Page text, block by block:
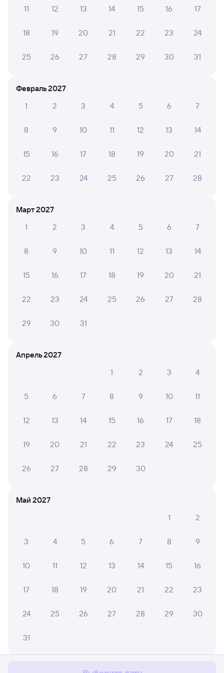
измениться. На сайте Туту вы найдете актуальное
о покупке билетов РЖД
На этом направлении ходит 0 поездов.
Билеты РЖД
Инструкция по приобретению билетов
Обратные билеты из Татарской в Вологду-1
Расписание поездов в Вологду
Мы используем cookies для более удобной работы
с сайтом.
11 12 13 14 15 16 17
18 19 20 21 22 23 24
25 26 27 28 29 30 31
Февраль 2027
1
2 3 4 5 6 7
8 9 10 11 12 13 14
15 16 17 18 19 20 21
22 23 24 25 26 27 28
Март 2027
1
2 3 4 5 6 7
8 9 10 11 12 13 14
15 16 17 18 19 20 21
22 23 24 25 26 27 28
29 30 31
Апрель 2027
1
2 3 4
5 6 7 8 9 10 11
12 13 14 15 16 17 18
19 20 21 22 23 24 25
26 27 28 29 30
Май 2027
1
2
3 4 5 6 7 8 9
10 11 12 13 14 15 16
17 18 19 20 21 22 23
24 25 26 27 28 29 30
31